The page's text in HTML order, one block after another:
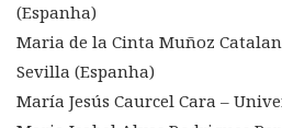
(Espanha)
Maria de la Cinta Muñoz
Sevilla (Espanha)
María Jesús Caurcel Cara –